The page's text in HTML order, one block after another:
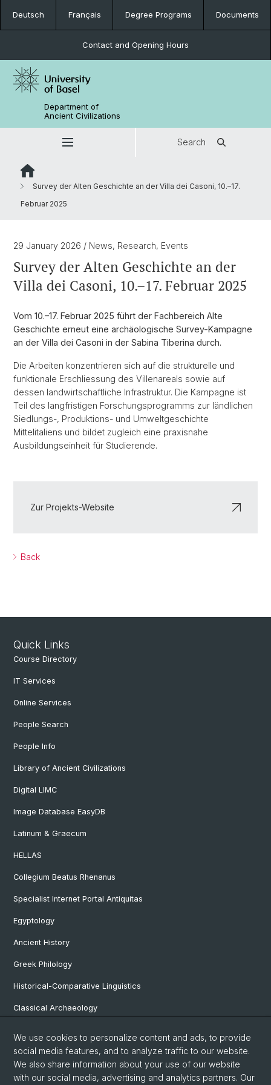
Deutsch Français Degree Programs Documents
Contact and Opening Hours
Department of
Ancient Civilizations
Search
Survey der Alten Geschichte an der Villa dei Casoni, 10.–17.
Februar 2025
29 January 2026 / News, Research, Events
Survey der Alten Geschichte an der
Villa dei Casoni, 10.–17. Februar 2025
Vom 10.–17. Februar 2025 führt der Fachbereich Alte
Geschichte erneut eine archäologische Survey-Kampagne
an der Villa dei Casoni in der Sabina Tiberina durch.
Die Arbeiten konzentrieren sich auf die strukturelle und
funktionale Erschliessung des Villenareals sowie auf
dessen landwirtschaftliche Infrastruktur. Die Kampagne ist
Teil des langfristigen Forschungsprogramms zur ländlichen
Siedlungs-, Produktions- und Umweltgeschichte
Mittelitaliens und bildet zugleich eine praxisnahe
Ausbildungseinheit für Studierende.
Zur Projekts-Website
Back
Quick Links
Course Directory
IT Services
Online Services
People Search
People Info
Library of Ancient Civilizations
Digital LIMC
Image Database EasyDB
Latinum & Graecum
HELLAS
Collegium Beatus Rhenanus
Specialist Internet Portal Antiquitas
Egyptology
Ancient History
Greek Philology
Historical-Comparative Linguistics
Classical Archaeology
Pre- and Protohistorical and Provincial Roman Archaeology
Vindonissa Professorship
We use cookies to personalize content and ads, to provide
social media features, and to analyze traffic to our website.
We also share information about your use of our website
with our social media, advertising and analytics partners. Our